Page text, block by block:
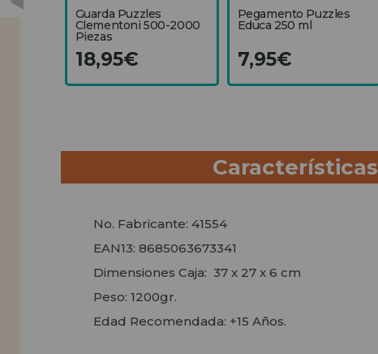
Guarda Puzzles
Clementoni 500-2000
Piezas
18,95€
Pegamento Puzzles
Educa 250 ml
7,95€
Características
No. Fabricante: 41554
EAN13: 8685063673341
Dimensiones Caja: 37 x 27 x 6 cm
Peso: 1200gr.
Edad Recomendada: +15 Años.